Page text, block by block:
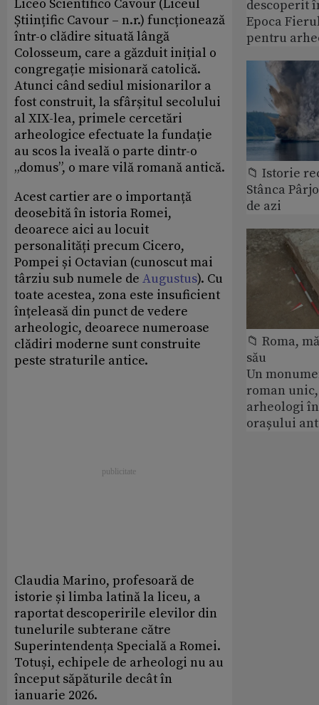
Liceo Scientifico Cavour (Liceul
Științific Cavour – n.r.) funcționează
într-o clădire situată lângă
Colosseum, care a găzduit inițial o
congregație misionară catolică.
Atunci când sediul misionarilor a
fost construit, la sfârșitul secolului
al XIX-lea, primele cercetări
arheologice efectuate la fundație
au scos la iveală o parte dintr-o
„domus”, o mare vilă romană antică.
Acest cartier are o importanță
deosebită în istoria Romei,
deoarece aici au locuit
personalități precum Cicero,
Pompei și Octavian (cunoscut mai
târziu sub numele de Augustus). Cu
toate acestea, zona este insuficient
înțeleasă din punct de vedere
arheologic, deoarece numeroase
clădiri moderne sunt construite
peste straturile antice.
Claudia Marino, profesoară de
istorie și limba latină la liceu, a
raportat descoperirile elevilor din
tunelurile subterane către
Superintendența Specială a Romei.
Totuși, echipele de arheologi nu au
început săpăturile decât în
ianuarie 2026.
descoperit
Epoca
pentru
📁 Istorie
Stânca
de azi
📁 Roma,
său
Un
roman
arheologi
orașului